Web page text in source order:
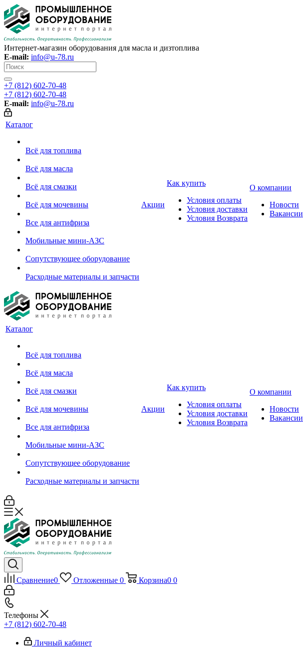
Интернет-магазин оборудования для масла и дизтоплива
E-mail: info@u-78.ru
+7 (812) 602-70-48
+7 (812) 602-70-48
E-mail: info@u-78.ru
Каталог
Всё для топлива
Всё для масла
Всё для смазки
Всё для мочевины
Все для антифриза
Мобильные мини-АЗС
Сопутствующее оборудование
Расходные материалы и запчасти
Акции
Как купить
Условия оплаты
Условия доставки
Условия Возврата
О компании
Новости
Вакансии
Каталог
Всё для топлива
Всё для масла
Всё для смазки
Всё для мочевины
Все для антифриза
Мобильные мини-АЗС
Сопутствующее оборудование
Расходные материалы и запчасти
Акции
Как купить
Условия оплаты
Условия доставки
Условия Возврата
О компании
Новости
Вакансии
Сравнение0 Отложенные 0 Корзина0 0
Телефоны
+7 (812) 602-70-48
Личный кабинет